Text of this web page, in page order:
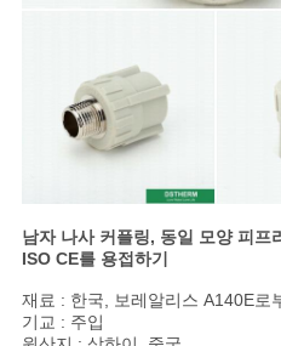
사
생
활
남자 나사 커플링, 동일 모양 피프
ISO CE를 용접하기
재료 : 한국, 보레알리스 A140E로
기교 : 주입